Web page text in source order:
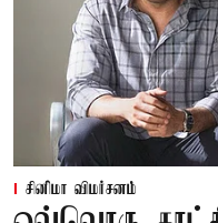
சினிமா விமர்சனம்